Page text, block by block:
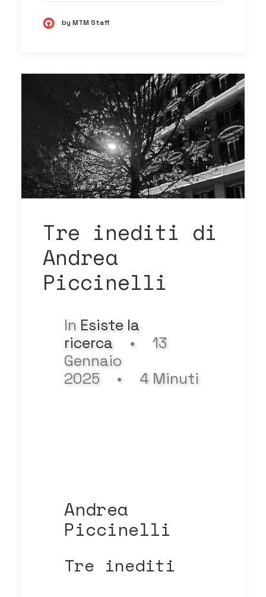
by MTM Staff
Tre inediti di
Andrea
Piccinelli
In Esiste la
ricerca
•
13
Gennaio
2025
• 4 Minuti
Andrea
Piccinelli
Tre inediti